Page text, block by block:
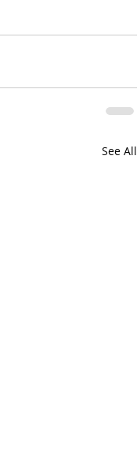
See All